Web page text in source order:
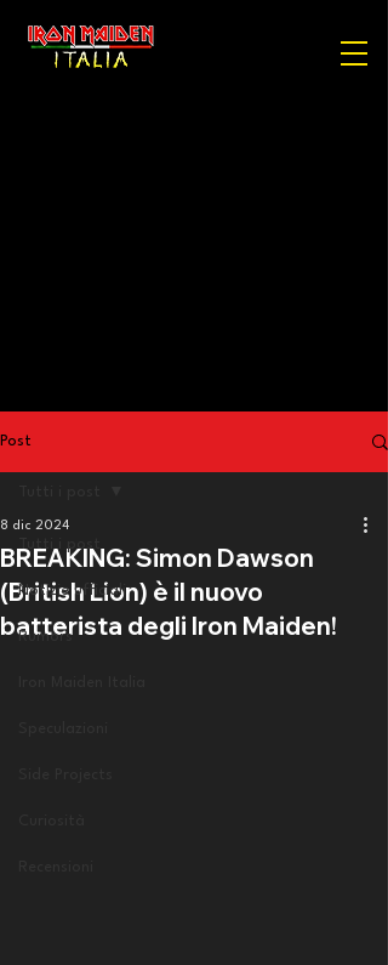
Post
Notizie ufficiali
Rumors
BREAKING: Simon Dawson
(British Lion) è il nuovo
batterista degli Iron Maiden!
8 dic 2024